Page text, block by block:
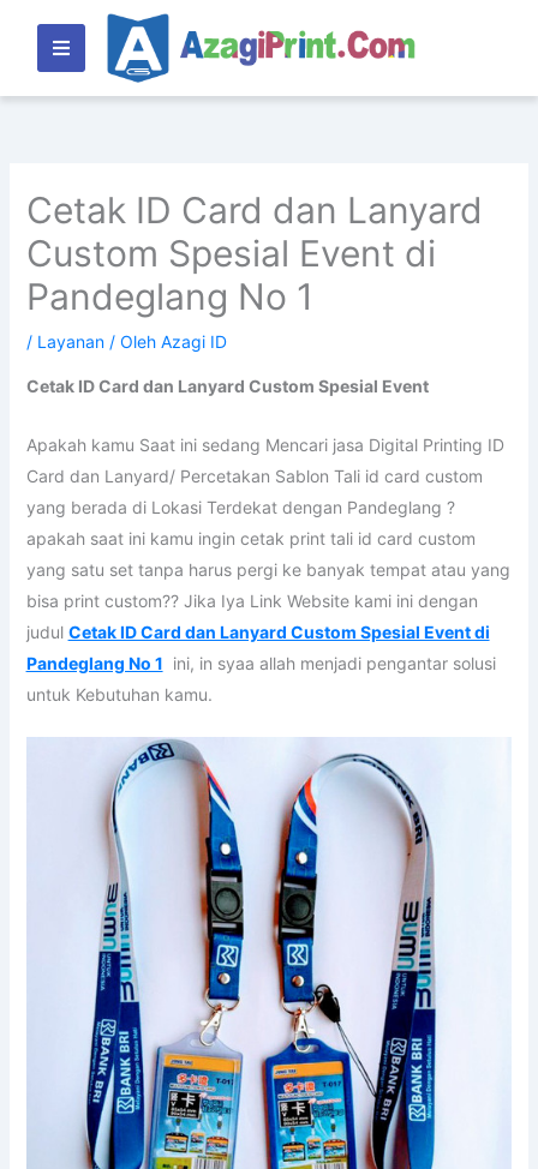
konten
Cetak ID Card dan Lanyard
Custom Spesial Event di
Pandeglang No 1
/ Layanan/ Oleh Azagi ID
Cetak ID Card dan Lanyard Custom Spesial Event
Apakah kamu Saat ini sedang Mencari jasa Digital Printing ID
Card dan Lanyard/ Percetakan Sablon Tali id card custom
yang berada di Lokasi Terdekat dengan Pandeglang ?
apakah saat ini kamu ingin cetak print tali id card custom
yang satu set tanpa harus pergi ke banyak tempat atau yang
bisa print custom?? Jika Iya Link Website kami ini dengan
judul Cetak ID Card dan Lanyard Custom Spesial Event di
Pandeglang No 1 ini, in syaa allah menjadi pengantar solusi
untuk Kebutuhan kamu.